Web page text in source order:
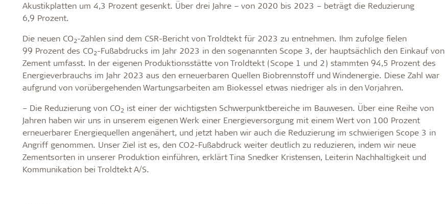
Akustikplatten um 4,3 Prozent gesenkt. Über drei Jahre – von 2020 bis 2023 – beträgt die Reduzierung
6,9 Prozent.
Die neuen CO2-Zahlen sind dem CSR-Bericht von Troldtekt für 2023 zu entnehmen. Ihm zufolge fielen
99 Prozent des CO2-Fußabdrucks im Jahr 2023 in den sogenannten Scope 3, der hauptsächlich den Einkauf von
Zement umfasst. In der eigenen Produktionsstätte von Troldtekt (Scope 1 und 2) stammten 94,5 Prozent des
Energieverbrauchs im Jahr 2023 aus den erneuerbaren Quellen Biobrennstoff und Windenergie. Diese Zahl war
aufgrund von vorübergehenden Wartungsarbeiten am Biokessel etwas niedriger als in den Vorjahren.
– Die Reduzierung von CO2ist einer der wichtigsten Schwerpunktbereiche im Bauwesen. Über eine Reihe von
Jahren haben wir uns in unserem eigenen Werk einer Energieversorgung mit einem Wert von 100 Prozent
erneuerbarer Energiequellen angenähert, und jetzt haben wir auch die Reduzierung im schwierigen Scope 3 in
Angriff genommen. Unser Ziel ist es, den CO2-Fußabdruck weiter deutlich zu reduzieren, indem wir neue
Zementsorten in unserer Produktion einführen, erklärt Tina Snedker Kristensen, Leiterin Nachhaltigkeit und
Kommunikation bei Troldtekt A/S.